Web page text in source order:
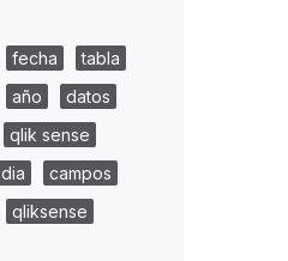
fecha
tabla
año
datos
qlik sense
dia
campos
qliksense